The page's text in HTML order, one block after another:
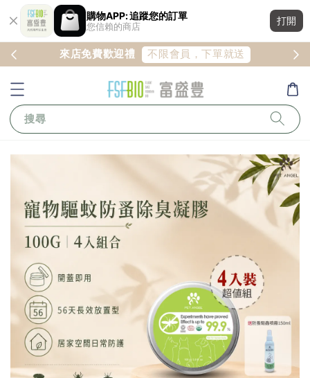
購物APP: 追蹤您的訂單
您信賴的商店
打開
冊 來店免費歡迎禮 不限會員，下單就送
搜尋